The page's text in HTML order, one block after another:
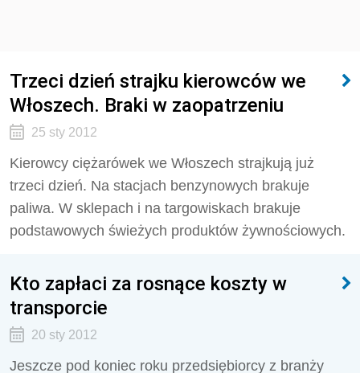
Trzeci dzień strajku kierowców we
Włoszech. Braki w zaopatrzeniu
25 sty 2012
Kierowcy ciężarówek we Włoszech strajkują już
trzeci dzień. Na stacjach benzynowych brakuje
paliwa. W sklepach i na targowiskach brakuje
podstawowych świeżych produktów żywnościowych.
Kto zapłaci za rosnące koszty w
transporcie
20 sty 2012
Jeszcze pod koniec roku przedsiębiorcy z branży